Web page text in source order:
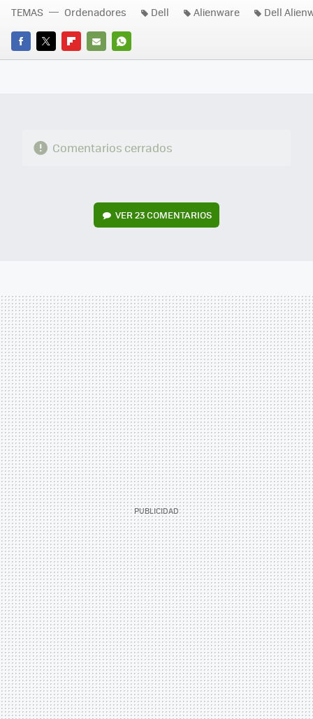
FACEBOOK
TWITTERFLIPBOARD
E-
WHATSAPP
TEMAS Ordenadores Dell Alienware Dell
Comentarios cerrados
VER23 COMENTARIOS